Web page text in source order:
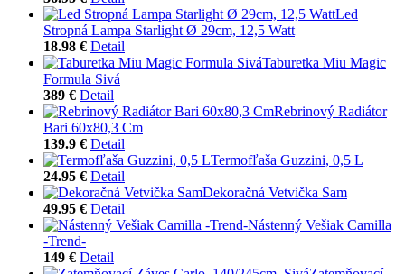
Led
Stropná Lampa Starlight Ø 29cm, 12,5 Watt
18.98 € Detail
Taburetka Miu Magic
Formula Sivá
389 € Detail
Rebrinový Radiátor
Bari 60x80,3 Cm
139.9 € Detail
Termofľaša Guzzini, 0,5 L
24.95 € Detail
Dekoračná Vetvička Sam
49.95 € Detail
Nástenný Vešiak Camilla
-Trend-
149 € Detail